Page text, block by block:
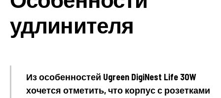
удлинителя
Из особенностей Ugreen DigiNest Life 30W
хочется отметить, что корпус с розетками